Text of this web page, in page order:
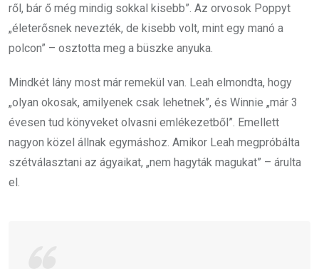
ről, bár ő még mindig sokkal kisebb”. Az orvosok Poppyt
„életerősnek nevezték, de kisebb volt, mint egy manó a
polcon” – osztotta meg a büszke anyuka.
Mindkét lány most már remekül van. Leah elmondta, hogy
„olyan okosak, amilyenek csak lehetnek”, és Winnie „már 3
évesen tud könyveket olvasni emlékezetből”. Emellett
nagyon közel állnak egymáshoz. Amikor Leah megpróbálta
szétválasztani az ágyaikat, „nem hagyták magukat” – árulta
el.